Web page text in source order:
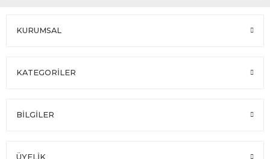
KURUMSAL
KATEGORİLER
BİLGİLER
ÜYELİK